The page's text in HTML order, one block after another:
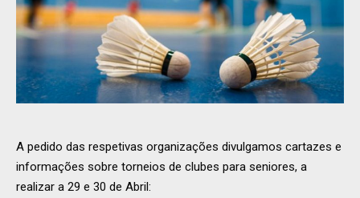
A pedido das respetivas organizações divulgamos cartazes e
informações sobre torneios de clubes para seniores, a
realizar a 29 e 30 de Abril: